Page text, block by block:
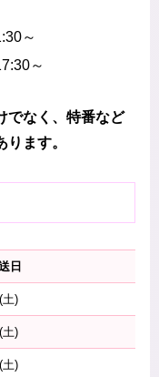
～
～
でなく、特番など
ます。
日
土)
土)
土)